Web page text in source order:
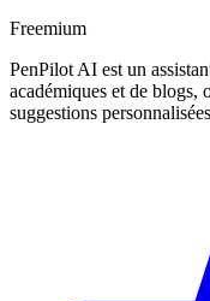
Freemium
PenPilot AI est un
académiques et de blogs,
suggestions